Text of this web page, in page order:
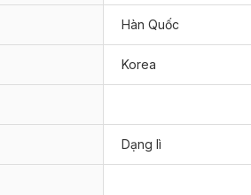
Hàn Quốc
Korea
Dạng lì